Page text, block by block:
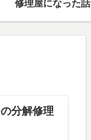
修理屋になった話
分解修理